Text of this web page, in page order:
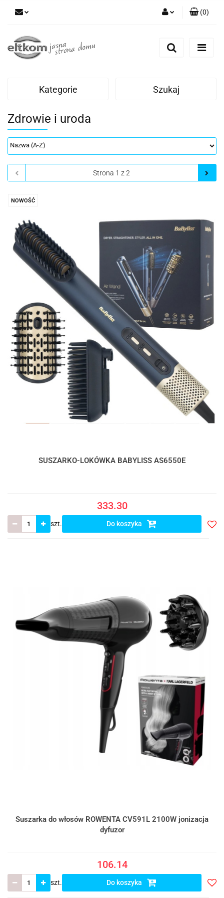
Zarejestruj się
(0)
Kategorie Szukaj
Zdrowie i uroda
NOWOŚĆ
SUSZARKO-LOKÓWKA BABYLISS AS6550E
333.30
szt. Do koszyka
Suszarka do włosów ROWENTA CV591L 2100W jonizacja
dyfuzor
106.14
szt. Do koszyka